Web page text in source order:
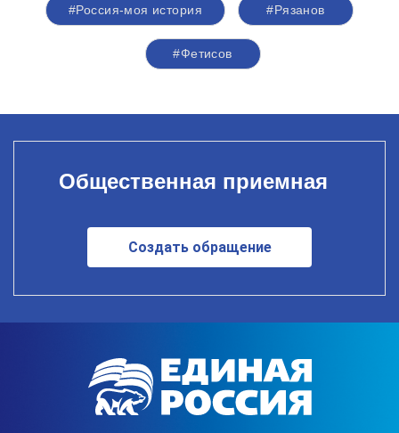
#Россия-моя история #Рязанов
#Фетисов
Общественная приемная
Создать обращение